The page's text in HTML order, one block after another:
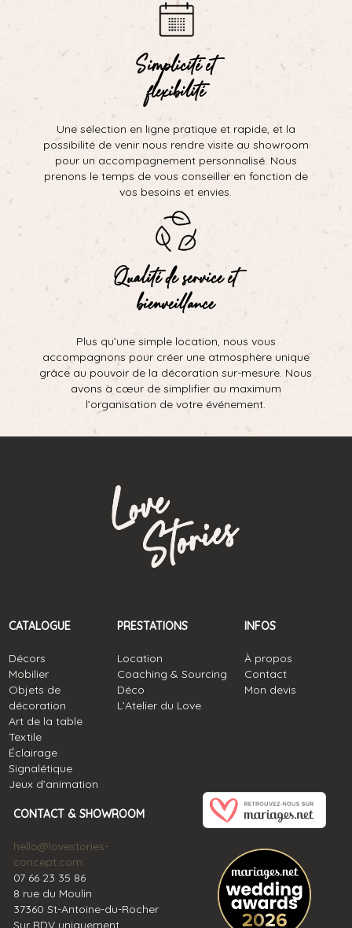
Simplicité et
flexibilité
Une sélection en ligne pratique et rapide, et la
possibilité de venir nous rendre visite au showroom
pour un accompagnement personnalisé. Nous
prenons le temps de vous conseiller en fonction de
vos besoins et envies.
Qualité de service et
bienveillance
Plus qu’une simple location, nous vous
accompagnons pour créer une atmosphère unique
grâce au pouvoir de la décoration sur-mesure. Nous
avons à cœur de simplifier au maximum
l’organisation de votre événement.
CATALOGUE
Décors
Mobilier
Objets de
décoration
Art de la table
Textile
Éclairage
Signalétique
Jeux d’animation
PRESTATIONS
Location
Coaching & Sourcing
Déco
L’Atelier du Love
INFOS
À propos
Contact
Mon devis
CONTACT & SHOWROOM
hello@lovestories-
concept.com
07 66 23 35 86
8 rue du Moulin
37360 St-Antoine-du-Rocher
Sur RDV uniquement